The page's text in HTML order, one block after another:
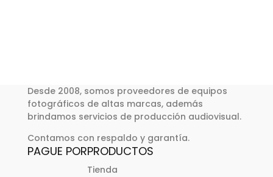
Desde 2008, somos proveedores de equipos
fotográficos de altas marcas, además
brindamos servicios de producción audiovisual.
Contamos con respaldo y garantía.
PAGUE PORPRODUCTOS
Tienda